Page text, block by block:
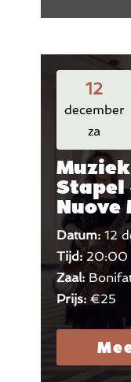
12
december
za
Stapel
Nuove
Datum: 12
Tijd:20:00
Zaal:
Prijs: €25